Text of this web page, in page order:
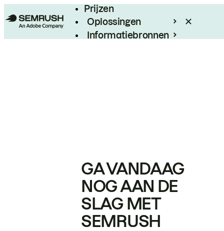
Prijzen
Oplossingen
Informatiebronnen
GA VANDAAG
NOG AAN DE
SLAG MET
SEMRUSH